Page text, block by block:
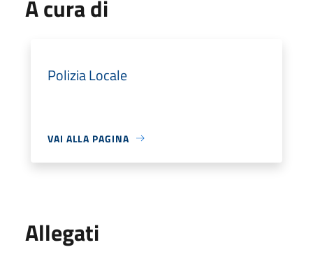
A cura di
Polizia Locale
VAI ALLA PAGINA
Allegati